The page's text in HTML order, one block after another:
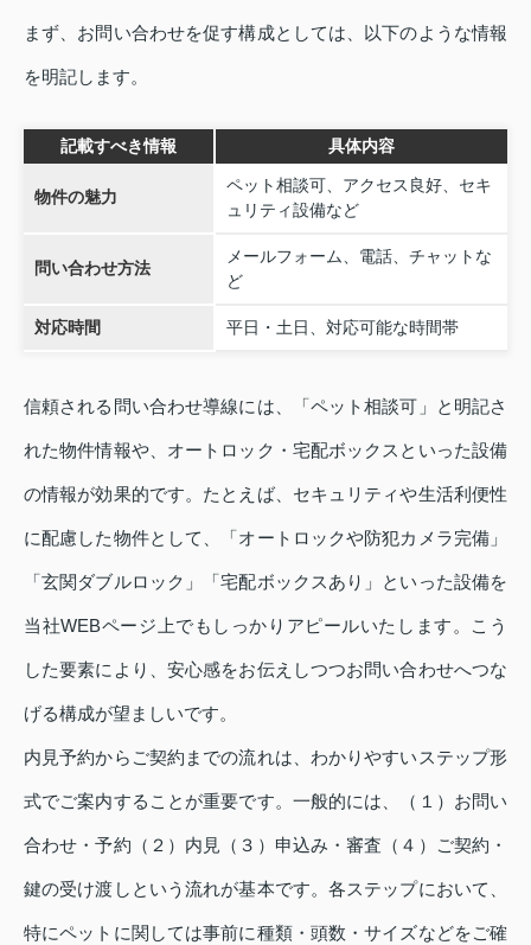
まず、お問い合わせを促す構成としては、以下のような情報
を明記します。
記載すべき情報 具体内容
物件の魅力
ペット相談可、アクセス良好、セキ
ュリティ設備など
問い合わせ方法
メールフォーム、電話、チャットな
ど
対応時間 平日・土日、対応可能な時間帯
信頼される問い合わせ導線には、「ペット相談可」と明記さ
れた物件情報や、オートロック・宅配ボックスといった設備
の情報が効果的です。たとえば、セキュリティや生活利便性
に配慮した物件として、「オートロックや防犯カメラ完備」
「玄関ダブルロック」「宅配ボックスあり」といった設備を
当社WEBページ上でもしっかりアピールいたします。こう
した要素により、安心感をお伝えしつつお問い合わせへつな
げる構成が望ましいです。
内見予約からご契約までの流れは、わかりやすいステップ形
式でご案内することが重要です。一般的には、（１）お問い
合わせ・予約（２）内見（３）申込み・審査（４）ご契約・
鍵の受け渡しという流れが基本です。各ステップにおいて、
特にペットに関しては事前に種類・頭数・サイズなどをご確